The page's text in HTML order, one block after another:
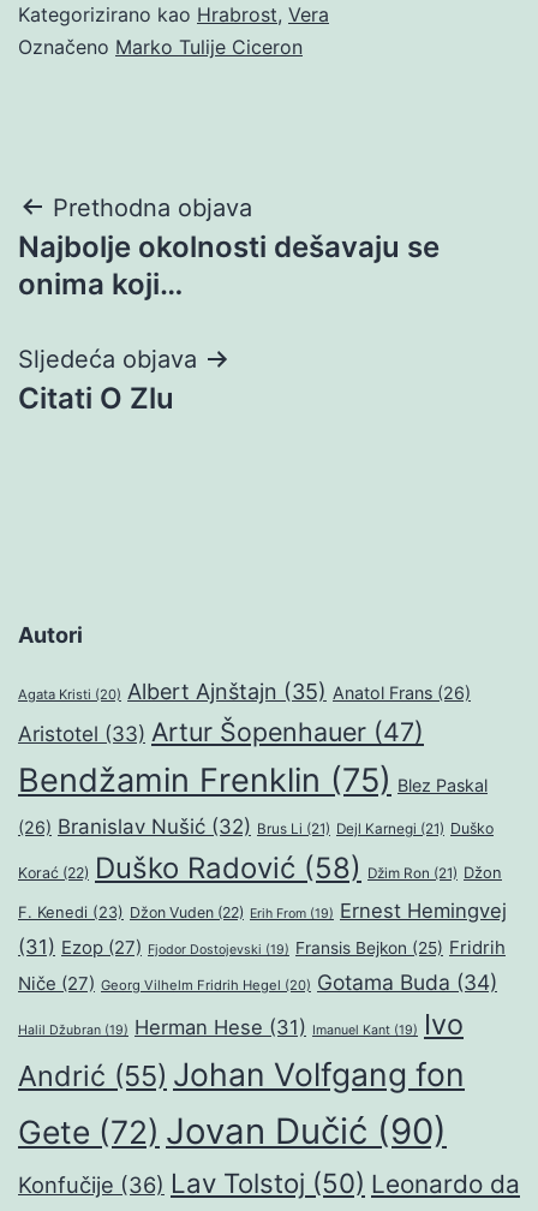
Kategorizirano kao Hrabrost, Vera
Označeno Marko Tulije Ciceron
Navigacija
objava
Prethodna objava
Najbolje okolnosti dešavaju se
onima koji…
Sljedeća objava
Citati O Zlu
Autori
Agata Kristi (20) Albert Ajnštajn (35) Anatol Frans (26)
Aristotel (33) Artur Šopenhauer (47)
Bendžamin Frenklin (75) Blez Paskal
(26) Branislav Nušić (32) Brus Li (21) Dejl Karnegi (21) Duško
Korać (22) Duško Radović (58) Džim Ron (21) Džon
F. Kenedi (23) Džon Vuden (22) Erih From (19) Ernest Hemingvej
(31) Ezop (27) Fjodor Dostojevski (19) Fransis Bejkon (25) Fridrih
Niče (27) Georg Vilhelm Fridrih Hegel (20) Gotama Buda (34)
Halil Džubran (19) Herman Hese (31) Imanuel Kant (19)
Ivo
Andrić (55) Johan Volfgang fon
Gete (72) Jovan Dučić (90)
Konfučije (36) Lav Tolstoj (50) Leonardo da